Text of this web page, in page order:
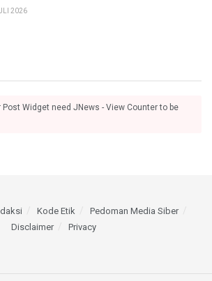
2026
Post Widget need JNews - View Counter to be
Kode Etik
Pedoman Media Siber
Disclaimer
Privacy